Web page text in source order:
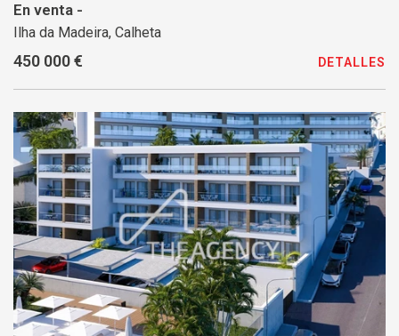
En venta -
Ilha da Madeira, Calheta
450 000 € DETALLES